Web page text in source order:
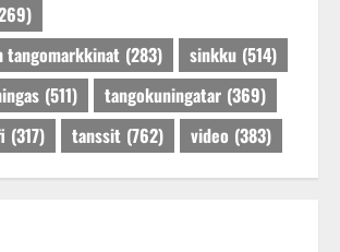
tangomarkkinat (283) sinkku (514)
(511) tangokuningatar (369)
(317) tanssit (762) video (383)